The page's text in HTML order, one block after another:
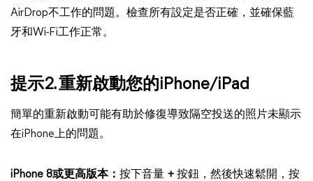
AirDrop不工作的問題。檢查所有設定是否正確，並確保藍
牙和Wi-Fi工作正常。
提示2. 重新啟動您的iPhone/iPad
簡單的重新啟動可能有助於修復導致隔空投送的照片未顯示
在iPhone上的問題。
iPhone 8或更高版本： 按下音量 + 按鈕，然後快速鬆開，按